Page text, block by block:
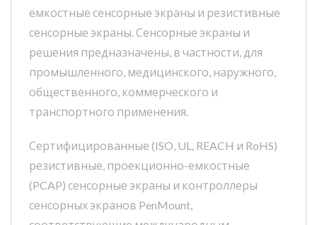
емкостные сенсорные экраны и резистивные
сенсорные экраны. Сенсорные экраны и
решения предназначены, в частности, для
промышленного, медицинского, наружного,
общественного, коммерческого и
транспортного применения.
Сертифицированные (ISO, UL, REACH и RoHS)
резистивные, проекционно-емкостные
(PCAP) сенсорные экраны и контроллеры
сенсорных экранов PenMount,